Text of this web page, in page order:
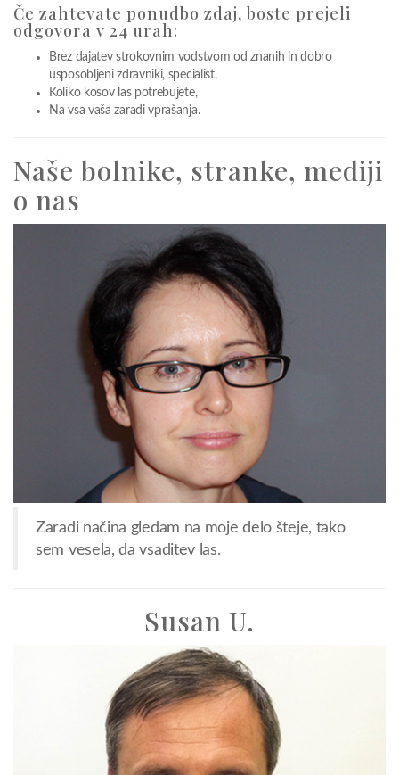
Če zahtevate ponudbo zdaj, boste prejeli
odgovora v 24 urah:
Brez dajatev strokovnim vodstvom od znanih in dobro
usposobljeni zdravniki, specialist,
Koliko kosov las potrebujete,
Na vsa vaša zaradi vprašanja.
Naše bolnike, stranke, mediji
o nas
Zaradi načina gledam na moje delo šteje, tako
sem vesela, da vsaditev las.
Susan U.